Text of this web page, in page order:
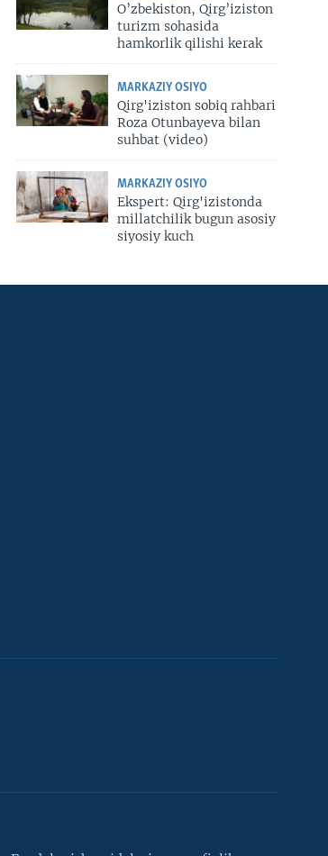
O’zbekiston, Qirg’iziston
turizm sohasida
hamkorlik qilishi kerak
MARKAZIY OSIYO
Qirg'iziston sobiq rahbari
Roza Otunbayeva bilan
suhbat (video)
MARKAZIY OSIYO
Ekspert: Qirg'izistonda
millatchilik bugun asosiy
siyosiy kuch